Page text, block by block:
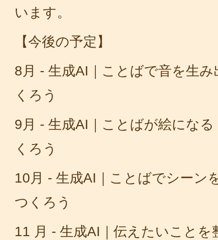
います。
【今後の予定】
8月 - 生成AI｜ことばで音を生
くろう
9月 - 生成AI｜ことばが絵にな
くろう
10月 - 生成AI｜ことばでシーン
つくろう
11 月 - 生成AI｜伝えたいことを